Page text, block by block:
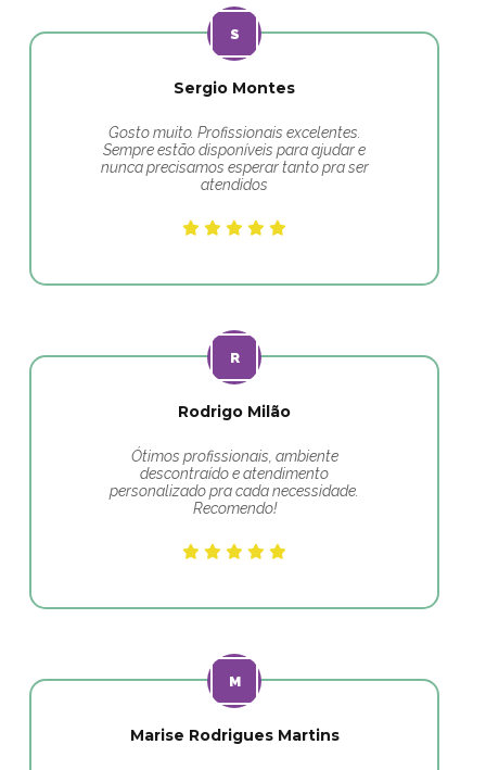
Sergio Montes
Gosto muito. Profissionais excelentes.
Sempre estão disponíveis para ajudar e
nunca precisamos esperar tanto pra ser
atendidos
Rodrigo Milão
Ótimos profissionais, ambiente
descontraído e atendimento
personalizado pra cada necessidade.
Recomendo!
Marise Rodrigues Martins